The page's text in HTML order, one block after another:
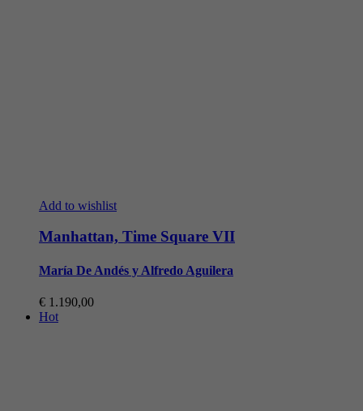
Add to wishlist
Manhattan, Time Square VII
María De Andés y Alfredo Aguilera
€ 1.190,00
Hot